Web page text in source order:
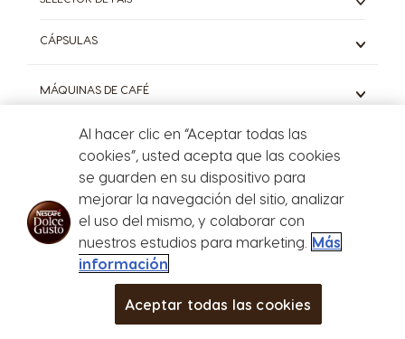
CÁPSULAS
Café Negro
Chocolate
Café Frío
Starbucks
Descubrí todas las variedades
MÁQUINAS DE CAFÉ
Descubrí todos los modelos
DESCUBRE
Sistema Dolce Gusto®
El mundo del café
Sustentabilidad
Preguntas frecuentes
Términos y condiciones
Política de Privacidad
Nuevas cápsulas x 10
Libro de Quejas On-Line
TÉRMINOS Y CONDICIONES DEL SITIO
POLÍTICA DE PRIVACIDAD
Configuración de privacidad
Al hacer clic en “Aceptar todas las
cookies”, usted acepta que las cookies
se guarden en su dispositivo para
mejorar la navegación del sitio, analizar
el uso del mismo, y colaborar con
nuestros estudios para marketing. Más
información
Aceptar todas las cookies